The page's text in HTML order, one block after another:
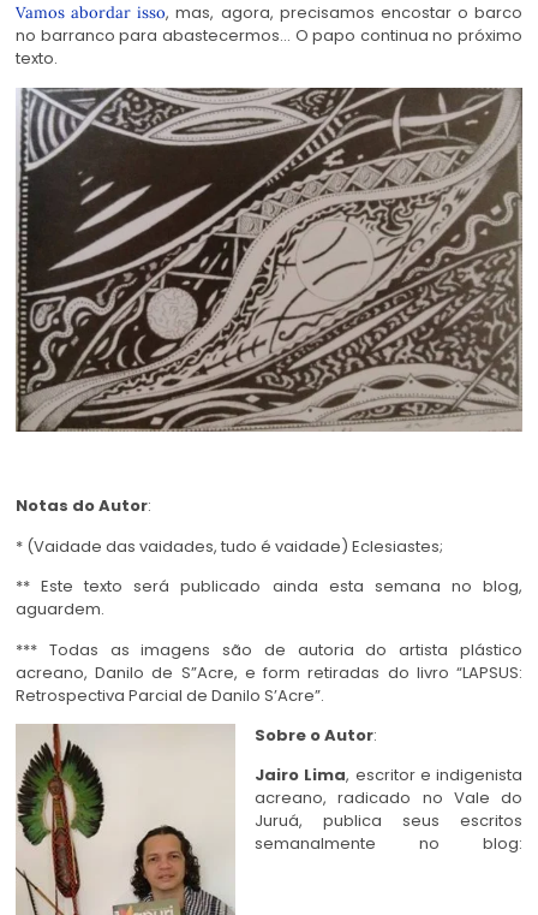
Vamos abordar isso, mas, agora, precisamos encostar o barco
no barranco para abastecermos… O papo continua no próximo
texto.
Notas do Autor:
* (Vaidade das vaidades, tudo é vaidade) Eclesiastes;
** Este texto será publicado ainda esta semana no blog,
aguardem.
*** Todas as imagens são de autoria do artista plástico
acreano, Danilo de S”Acre, e form retiradas do livro “LAPSUS:
Retrospectiva Parcial de Danilo S’Acre”.
Sobre o Autor:
Jairo Lima, escritor e indigenista
acreano, radicado no Vale do
Juruá, publica seus escritos
semanalmente no blog: